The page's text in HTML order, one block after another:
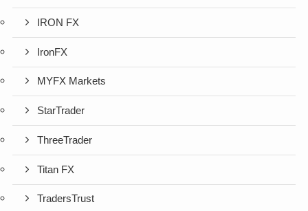
IRON FX
IronFX
MYFX Markets
StarTrader
ThreeTrader
Titan FX
TradersTrust